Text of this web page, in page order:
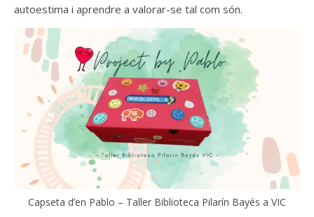
autoestima i aprendre a valorar-se tal com són.
Capseta d’en Pablo – Taller Biblioteca Pilarín Bayés a VIC